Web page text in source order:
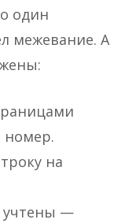
один
межевание. А
номер.
на
учтены —